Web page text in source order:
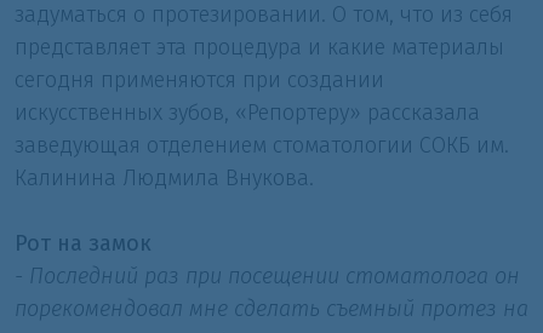
задуматься о протезировании. О том, что из себя
представляет эта процедура и какие материалы
сегодня применяются при создании
искусственных зубов, «Репортеру» рассказала
заведующая отделением стоматологии СОКБ им.
Калинина Людмила Внукова.
Рот на замок
- Последний раз при посещении стоматолога он
порекомендовал мне сделать съемный протез на